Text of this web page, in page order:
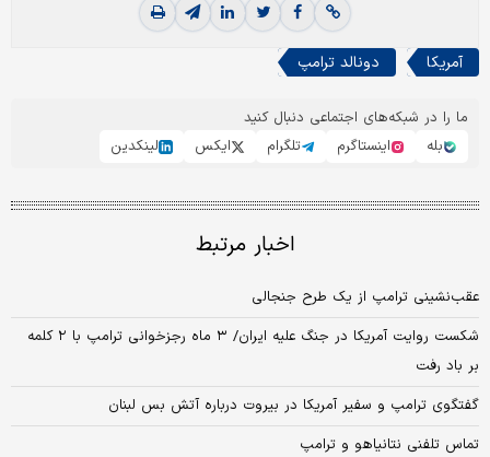
آمریکا دونالد ترامپ
ما را در شبکه‌های اجتماعی دنبال کنید
بله
اینستاگرم تلگرام ایکس لینکدین
اخبار مرتبط
عقب‌نشینی ترامپ از یک طرح جنجالی
شکست روایت آمریکا در جنگ علیه ایران/ ۳ ماه رجزخوانی ترامپ با ۲ کلمه
بر باد رفت
گفتگوی ترامپ و سفیر آمریکا در بیروت درباره آتش بس لبنان
تماس تلفنی نتانیاهو و ترامپ